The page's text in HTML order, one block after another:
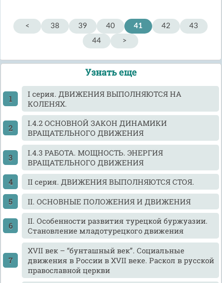
< 38 39 40 41 42
43
44
>
Узнать еще
I серия. ДВИЖЕНИЯ ВЫПОЛНЯЮТСЯ НА
КОЛЕНЯХ.
I.4.2 ОСНОВНОЙ ЗАКОН ДИНАМИКИ
ВРАЩАТЕЛЬНОГО ДВИЖЕНИЯ
I.4.3 РАБОТА. МОЩНОСТЬ. ЭНЕРГИЯ
ВРАЩАТЕЛЬНОГО ДВИЖЕНИЯ
II серия. ДВИЖЕНИЯ ВЫПОЛНЯЮТСЯ СТОЯ.
II. ОСНОВНЫЕ ПОЛОЖЕНИЯ И ДВИЖЕНИЯ
II. Особенности развития турецкой буржуазии.
Становление младотурецкого движения
XVII век – “бунташный век”. Социальные
движения в России в XVII веке. Раскол в русской
православной церкви